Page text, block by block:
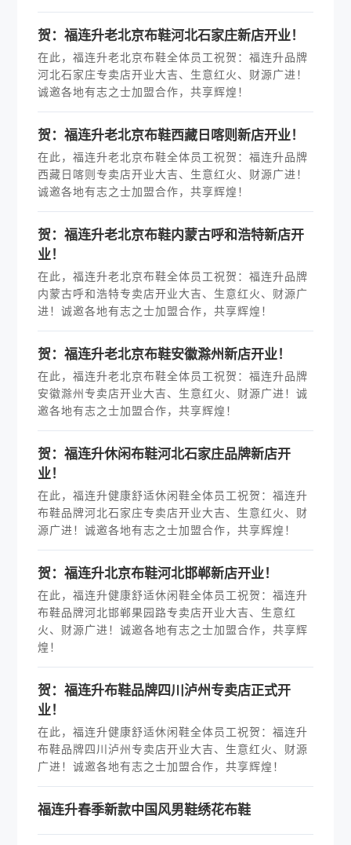
贺：福连升老北京布鞋河北石家庄新店开业！
在此，福连升老北京布鞋全体员工祝贺：福连升品牌
河北石家庄专卖店开业大吉、生意红火、财源广进！
诚邀各地有志之士加盟合作，共享辉煌！
贺：福连升老北京布鞋西藏日喀则新店开业！
在此，福连升老北京布鞋全体员工祝贺：福连升品牌
西藏日喀则专卖店开业大吉、生意红火、财源广进！
诚邀各地有志之士加盟合作，共享辉煌！
贺：福连升老北京布鞋内蒙古呼和浩特新店开
业！
在此，福连升老北京布鞋全体员工祝贺：福连升品牌
内蒙古呼和浩特专卖店开业大吉、生意红火、财源广
进！诚邀各地有志之士加盟合作，共享辉煌！
贺：福连升老北京布鞋安徽滁州新店开业！
在此，福连升老北京布鞋全体员工祝贺：福连升品牌
安徽滁州专卖店开业大吉、生意红火、财源广进！诚
邀各地有志之士加盟合作，共享辉煌！
贺：福连升休闲布鞋河北石家庄品牌新店开
业！
在此，福连升健康舒适休闲鞋全体员工祝贺：福连升
布鞋品牌河北石家庄专卖店开业大吉、生意红火、财
源广进！诚邀各地有志之士加盟合作，共享辉煌！
贺：福连升北京布鞋河北邯郸新店开业！
在此，福连升健康舒适休闲鞋全体员工祝贺：福连升
布鞋品牌河北邯郸果园路专卖店开业大吉、生意红
火、财源广进！诚邀各地有志之士加盟合作，共享辉
煌！
贺：福连升布鞋品牌四川泸州专卖店正式开
业！
在此，福连升健康舒适休闲鞋全体员工祝贺：福连升
布鞋品牌四川泸州专卖店开业大吉、生意红火、财源
广进！诚邀各地有志之士加盟合作，共享辉煌！
福连升春季新款中国风男鞋绣花布鞋